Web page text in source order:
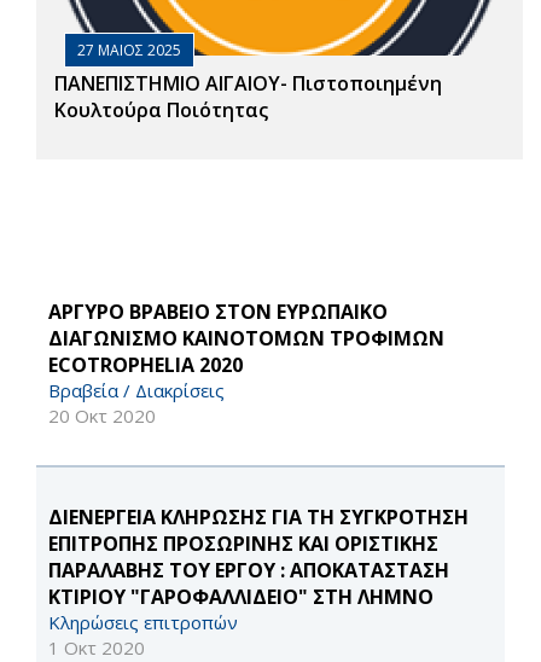
27 ΜΑΙΟΣ 2025
ΠΑΝΕΠΙΣΤΗΜΙΟ ΑΙΓΑΙΟΥ- Πιστοποιημένη
Κουλτούρα Ποιότητας
ΑΡΓΥΡΟ ΒΡΑΒΕΙΟ ΣΤΟΝ ΕΥΡΩΠΑΙΚΟ
ΔΙΑΓΩΝΙΣΜΟ ΚΑΙΝΟΤΟΜΩΝ ΤΡΟΦΙΜΩΝ
ECOTROPHELIA 2020
Βραβεία / Διακρίσεις
20 Οκτ 2020
ΔΙΕΝΕΡΓΕΙΑ ΚΛΗΡΩΣΗΣ ΓΙΑ ΤΗ ΣΥΓΚΡΟΤΗΣΗ
ΕΠΙΤΡΟΠΗΣ ΠΡΟΣΩΡΙΝΗΣ ΚΑΙ ΟΡΙΣΤΙΚΗΣ
ΠΑΡΑΛΑΒΗΣ ΤΟΥ ΕΡΓΟΥ : ΑΠΟΚΑΤΑΣΤΑΣΗ
ΚΤΙΡΙΟΥ "ΓΑΡΟΦΑΛΛΙΔΕΙΟ" ΣΤΗ ΛΗΜΝΟ
Κληρώσεις επιτροπών
1 Οκτ 2020